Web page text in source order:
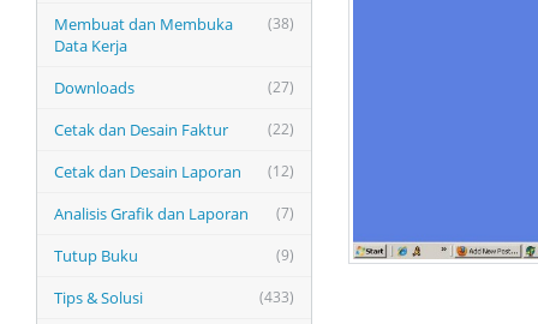
(38)
Membuat dan Membuka
Data Kerja
(27)
Downloads
(22)
Cetak dan Desain Faktur
(12)
Cetak dan Desain Laporan
(7)
Analisis Grafik dan Laporan
(9)
Tutup Buku
(433)
Tips & Solusi